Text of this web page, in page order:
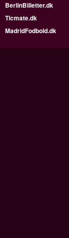
BerlinBilletter.dk
Ticmate.dk
MadridFodbold.dk